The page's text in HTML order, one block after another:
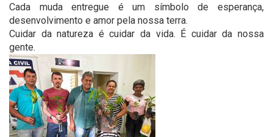
Cada muda entregue é um símbolo de esperança,
desenvolvimento e amor pela nossa terra.
Cuidar da natureza é cuidar da vida. É cuidar da nossa
gente.